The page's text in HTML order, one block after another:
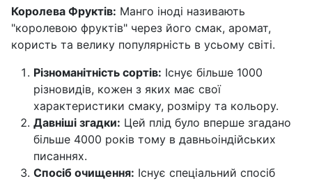
Королева Фруктів: Манго іноді називають
"королевою фруктів" через його смак, аромат,
користь та велику популярність в усьому світі.
Різноманітність сортів: Існує більше 1000
різновидів, кожен з яких має свої
характеристики смаку, розміру та кольору.
Давніші згадки: Цей плід було вперше згадано
більше 4000 років тому в давньоіндійських
писаннях.
Спосіб очищення: Існує спеціальний спосіб